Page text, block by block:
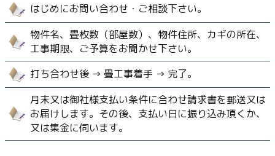
はじめにお問い合わせ・ご相談下さい。
物件名、畳枚数（部屋数）、物件住所、カギの所在、
工事期限、ご予算をお聞かせ下さい。
打ち合わせ後 → 畳工事着手 → 完了。
月末又は御社様支払い条件に合わせ請求書を郵送又は
お届けします。その後、支払い日に振り込み頂くか、
又は集金に伺います。